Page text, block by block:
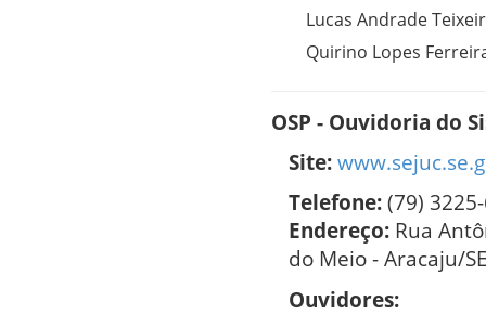
Lucas Andrade
Quirino Lopes
OSP - Ouvidoria do
Site:
Telefone:(79)
Endereço: Rua
do Meio - Aracaju/
Ouvidores: